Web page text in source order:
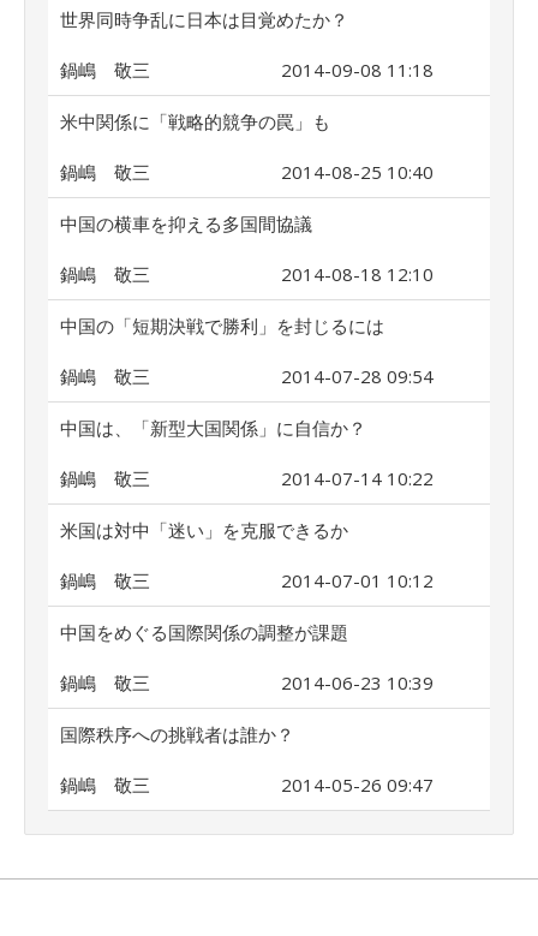
世界同時争乱に日本は目覚めたか？
鍋嶋 敬三 2014-09-08 11:18
米中関係に「戦略的競争の罠」も
鍋嶋 敬三 2014-08-25 10:40
中国の横車を抑える多国間協議
鍋嶋 敬三 2014-08-18 12:10
中国の「短期決戦で勝利」を封じるには
鍋嶋 敬三 2014-07-28 09:54
中国は、「新型大国関係」に自信か？
鍋嶋 敬三 2014-07-14 10:22
米国は対中「迷い」を克服できるか
鍋嶋 敬三 2014-07-01 10:12
中国をめぐる国際関係の調整が課題
鍋嶋 敬三 2014-06-23 10:39
国際秩序への挑戦者は誰か？
鍋嶋 敬三 2014-05-26 09:47